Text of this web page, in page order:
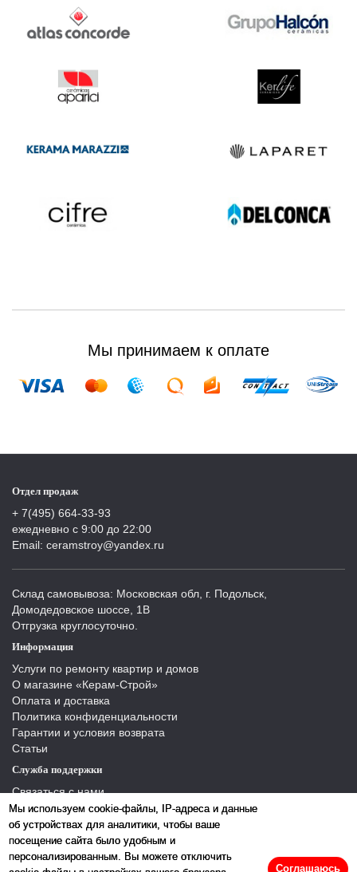
Мы используем cookie-файлы, IP-адреса и данные
об устройствах для аналитики, чтобы ваше
посещение сайта было удобным и
персонализированным. Вы можете отключить
Соглашаюсь
Мы принимаем к оплате
Отдел продаж
+ 7(495) 664-33-93
ежедневно с 9:00 до 22:00
Email: ceramstroy@yandex.ru
Склад самовывоза: Московская обл, г. Подольск,
Домодедовское шоссе, 1В
Отгрузка круглосуточно.
Информация
Услуги по ремонту квартир и домов
О магазине «Керам-Строй»
Оплата и доставка
Политика конфиденциальности
Гарантии и условия возврата
Статьи
Служба поддержки
Связаться с нами
Отзывы
Производители
Карта сайта